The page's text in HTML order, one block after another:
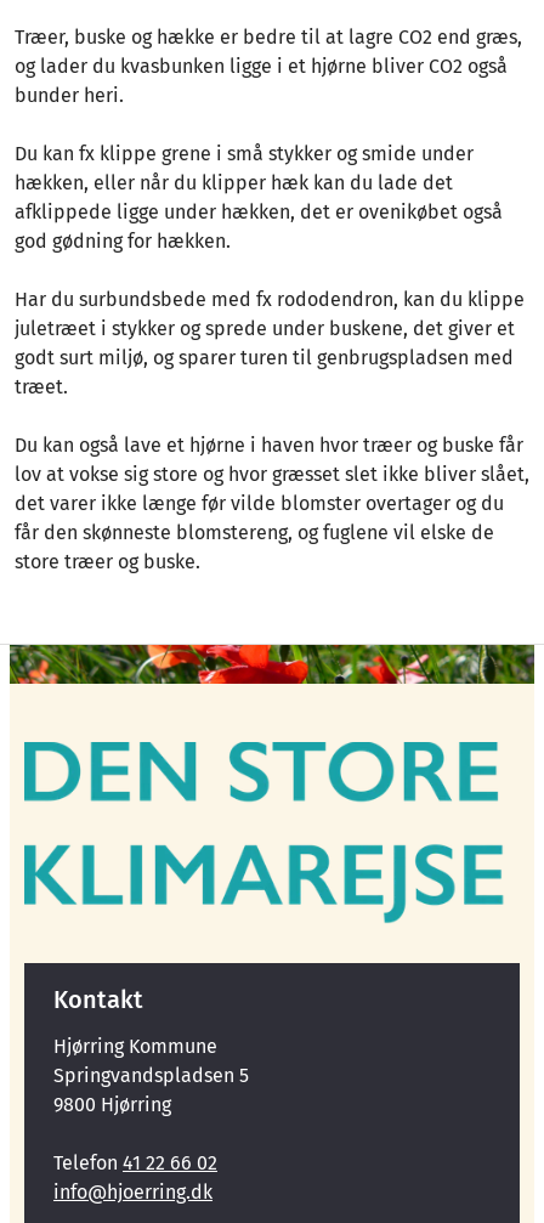
Træer, buske og hække er bedre til at lagre CO2 end græs,
og lader du kvasbunken ligge i et hjørne bliver CO2 også
bunder heri.
Du kan fx klippe grene i små stykker og smide under
hækken, eller når du klipper hæk kan du lade det
afklippede ligge under hækken, det er ovenikøbet også
god gødning for hækken.
Har du surbundsbede med fx rododendron, kan du klippe
juletræet i stykker og sprede under buskene, det giver et
godt surt miljø, og sparer turen til genbrugspladsen med
træet.
Du kan også lave et hjørne i haven hvor træer og buske får
lov at vokse sig store og hvor græsset slet ikke bliver slået,
det varer ikke længe før vilde blomster overtager og du
får den skønneste blomstereng, og fuglene vil elske de
store træer og buske.
Kontakt
Hjørring Kommune
Springvandspladsen 5
9800 Hjørring
Telefon 41 22 66 02
info@hjoerring.dk